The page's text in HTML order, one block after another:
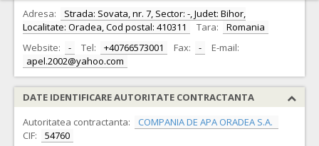
Adresa:
Strada: Sovata, nr. 7, Sector: -, Judet: Bihor,
Localitate: Oradea, Cod postal: 410311
Tara:
Romania
Website:
- Tel: +40766573001 Fax: -
E-mail:
apel.2002@yahoo.com
DATE IDENTIFICARE AUTORITATE CONTRACTANTA
Autoritatea contractanta:
COMPANIA DE APA ORADEA S.A.
CIF:
54760